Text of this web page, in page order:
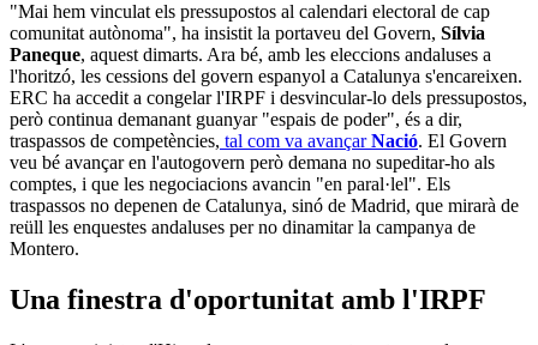
"Mai hem vinculat els pressupostos al calendari electoral de cap
comunitat autònoma", ha insistit la portaveu del Govern, Sílvia
Paneque, aquest dimarts. Ara bé, amb les eleccions andaluses a
l'horitzó, les cessions del govern espanyol a Catalunya s'encareixen.
ERC ha accedit a congelar l'IRPF i desvincular-lo dels pressupostos,
però continua demanant guanyar "espais de poder", és a dir,
traspassos de competències, tal com va avançarNació. El Govern
veu bé avançar en l'autogovern però demana no supeditar-ho als
comptes, i que les negociacions avancin "en paral·lel". Els
traspassos no depenen de Catalunya, sinó de Madrid, que mirarà de
reüll les enquestes andaluses per no dinamitar la campanya de
Montero.
Una finestra d'oportunitat amb l'IRPF